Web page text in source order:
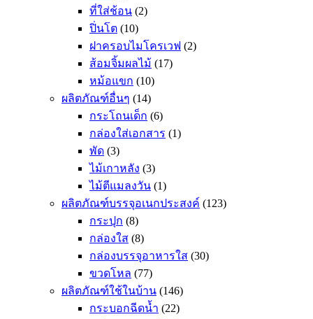
ที่ใส่ช้อน (2)
ปิ่นโต (10)
ฝาครอบไมโครเวฟ (2)
ส้อมจิ้มผลไม้ (17)
หม้อแขก (10)
ผลิตภัณฑ์อื่นๆ (14)
กระโถนเด็ก (6)
กล่องใส่เอกสาร (1)
พัด (3)
ไม้เกาหลัง (3)
ไม้ตีแมลงวัน (1)
ผลิตภัณฑ์บรรจุอเนกประสงค์ (123)
กระปุก (8)
กล่องใส (8)
กล่องบรรจุอาหารใส (30)
ขวดโหล (77)
ผลิตภัณฑ์ใช้ในบ้าน (146)
กระบอกฉีดน้ำ (22)